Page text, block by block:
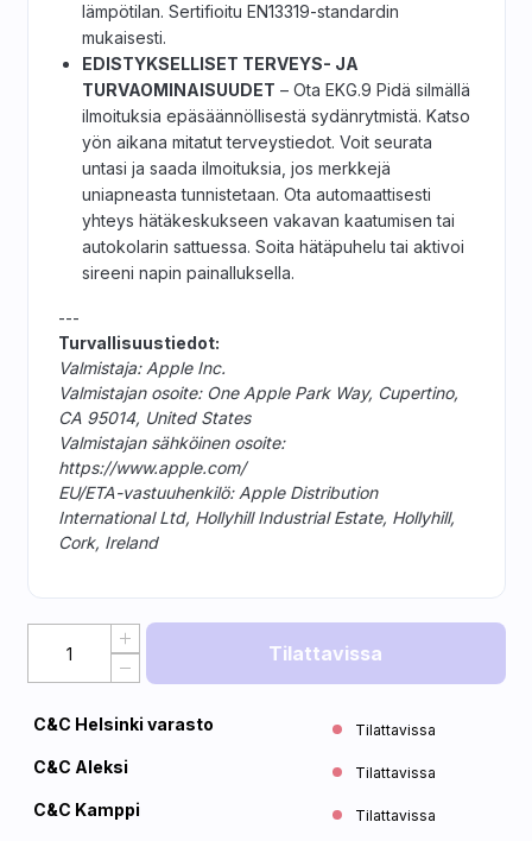
lämpötilan. Sertifioitu EN13319-standardin
mukaisesti.
EDISTYKSELLISET TERVEYS- JA
TURVAOMINAISUUDET – Ota EKG.9 Pidä silmällä
ilmoituksia epäsäännöllisestä sydänrytmistä. Katso
yön aikana mitatut terveystiedot. Voit seurata
untasi ja saada ilmoituksia, jos merkkejä
uniapneasta tunnistetaan. Ota automaattisesti
yhteys hätäkeskukseen vakavan kaatumisen tai
autokolarin sattuessa. Soita hätäpuhelu tai aktivoi
sireeni napin painalluksella.
---
Turvallisuustiedot:
Valmistaja: Apple Inc.
Valmistajan osoite: One Apple Park Way, Cupertino,
CA 95014, United States
Valmistajan sähköinen osoite:
https://www.apple.com/
EU/ETA-vastuuhenkilö: Apple Distribution
International Ltd, Hollyhill Industrial Estate, Hollyhill,
Cork, Ireland
Tilattavissa
C&C Helsinki varasto Tilattavissa
C&C Aleksi Tilattavissa
C&C Kamppi Tilattavissa